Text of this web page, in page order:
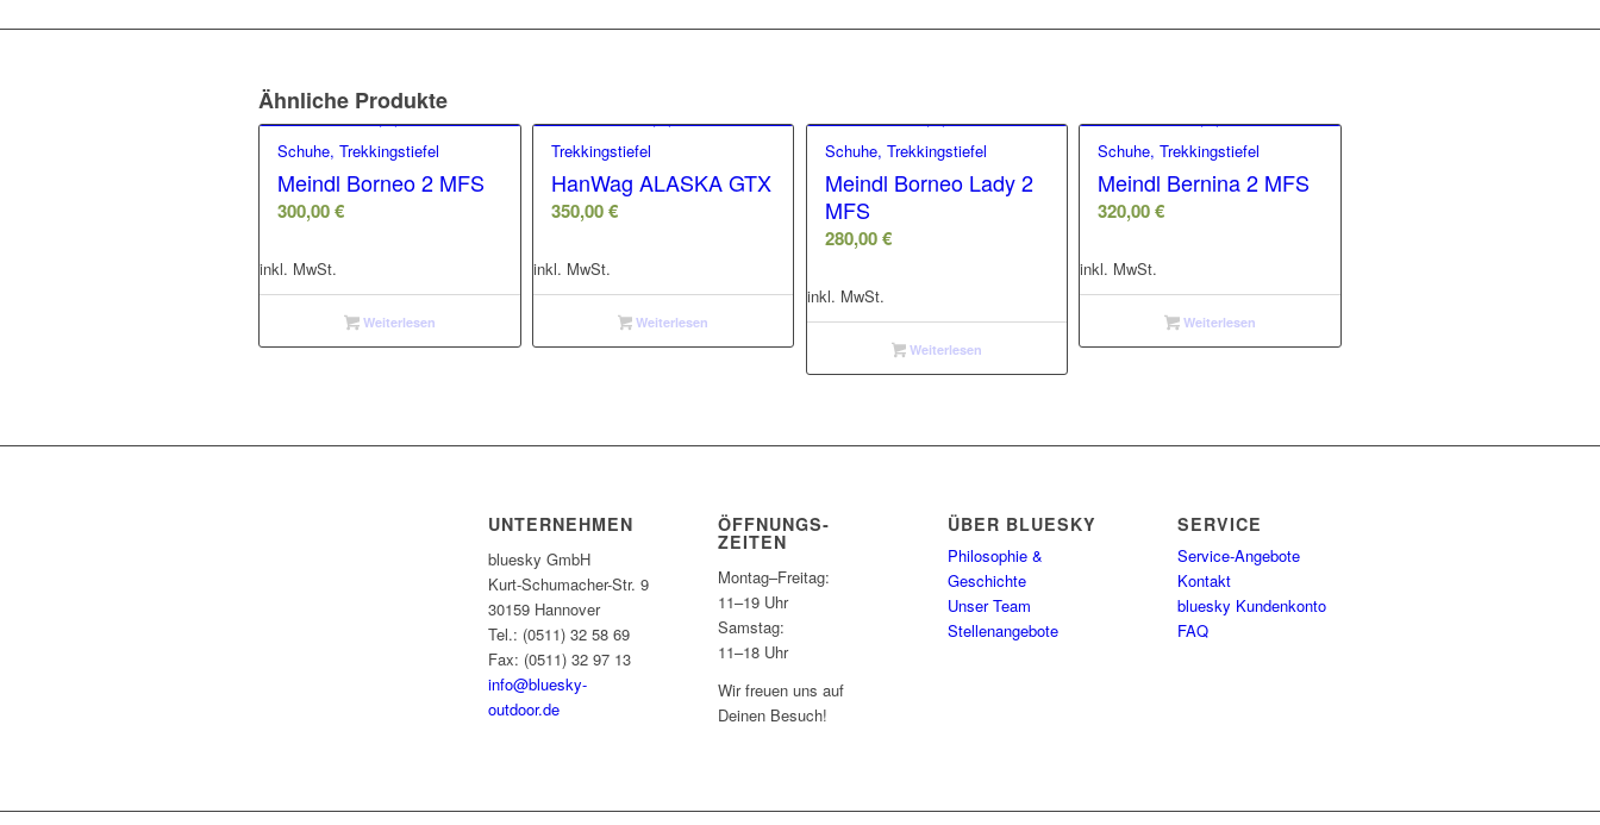
Ähnliche Produkte
Schuhe, Trekkingstiefel
Meindl Borneo 2 MFS
300,00€
inkl. MwSt.
Weiterlesen
Trekkingstiefel
HanWag ALASKA GTX
350,00€
inkl. MwSt.
Weiterlesen
Schuhe, Trekkingstiefel
Meindl Borneo Lady 2
MFS
280,00€
inkl. MwSt.
Weiterlesen
Schuhe, Trekkingstiefel
Meindl Bernina 2 MFS
320,00€
inkl. MwSt.
Weiterlesen
UNTERNEHMEN
bluesky GmbH
Kurt-Schumacher-Str. 9
30159 Hannover
Tel.: (0511) 32 58 69
Fax: (0511) 32 97 13
info@bluesky-
outdoor.de
ÖFFNUNGS­
ZEITEN
Montag–Freitag:
11–19 Uhr
Samstag:
11–18 Uhr
Wir freuen uns auf
Deinen Besuch!
ÜBER BLUESKY
Philosophie &
Geschichte
Unser Team
Stellenangebote
SERVICE
Service-Angebote
Kontakt
bluesky Kundenkonto
FAQ